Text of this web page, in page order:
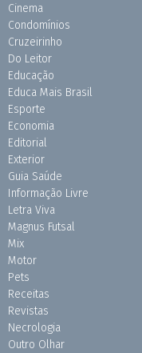
Cinema
Condomínios
Cruzeirinho
Do Leitor
Educação
Educa Mais Brasil
Esporte
Economia
Editorial
Exterior
Guia Saúde
Informação Livre
Letra Viva
Magnus Futsal
Mix
Motor
Pets
Receitas
Revistas
Necrologia
Outro Olhar